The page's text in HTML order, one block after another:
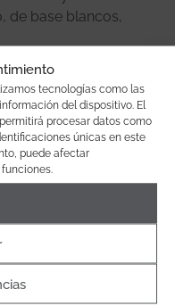
tecnologías como las
del dispositivo. El
procesar datos como
únicas en este
puede afectar
de base blancos,
de muchas
Materiales de
tu hogar más industrial
también lo natural, con
mimbre y mucho yute,
de combinar
otros más low cost.
las tendencias que